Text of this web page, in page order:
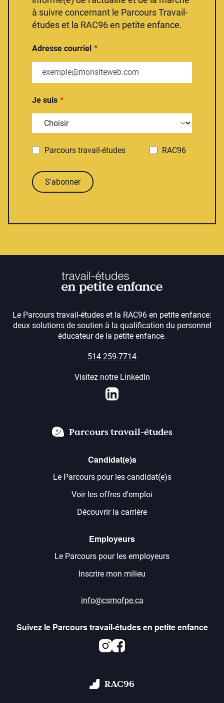
à suivre concernant le Parcours Travail-
études et la RAC96 en petite enfance.
Adresse courriel
Je suis
Parcours travail-études RAC96
S'abonner
Le Parcours travail-études et la RAC96 en petite enfance:
deux solutions de soutien à la qualification du personnel
éducateur de la petite enfance.
514 259-7714
Visitez notre LinkedIn
LinkedIn
Parcours travail-études
Candidat(e)s
Le Parcours pour les candidat(e)s
Voir les offres d'emploi
Découvrir la carrière
Employeurs
Le Parcours pour les employeurs
Inscrire mon milieu
info@csmofpe.ca
Suivez le Parcours travail-études en petite enfance
Instagram
Facebook
RAC96